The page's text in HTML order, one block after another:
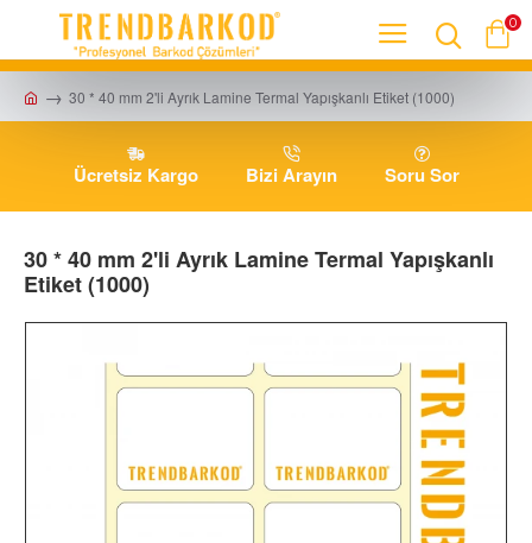
0
30 * 40 mm 2'li Ayrık Lamine Termal Yapışkanlı Etiket (1000)
Ücretsiz Kargo Bizi Arayın Soru Sor
30 * 40 mm 2'li Ayrık Lamine Termal Yapışkanlı
Etiket (1000)